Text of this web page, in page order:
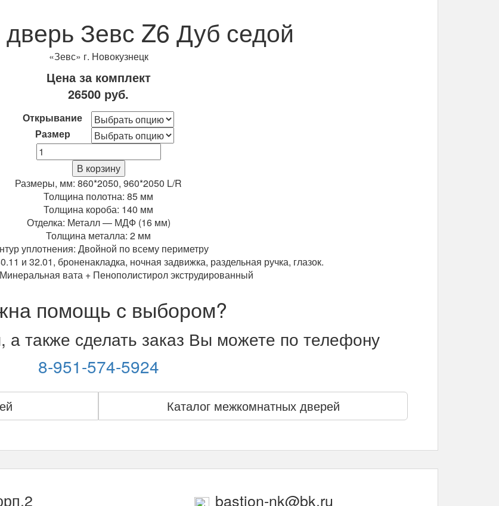
Зевс Z6 Дуб седой
«Зевс» г. Новокузнецк
Цена за комплект
26500 руб.
Открывание
Размер
Количество
Входная
Зевс
Z6
Дуб
седой
В корзину
Размеры, мм: 860*2050, 960*2050 L/R
Толщина полотна: 85 мм
Толщина короба: 140 мм
Отделка: Металл — МДФ (16 мм)
Толщина металла: 2 мм
уплотнения: Двойной по всему периметру
и 32.01, броненакладка, ночная задвижка, раздельная ручка, глазок.
вата + Пенополистирол экструдированный
помощь с выбором?
также сделать заказ Вы можете по телефону
8-951-574-5924
Каталог межкомнатных дверей
bastion-nk@bk.ru